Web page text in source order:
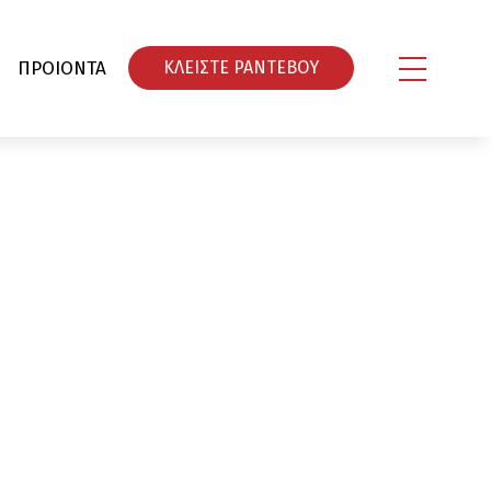
ΠΡΟΙΟΝΤΑ ΚΛΕΙΣΤΕ ΡΑΝΤΕΒΟY